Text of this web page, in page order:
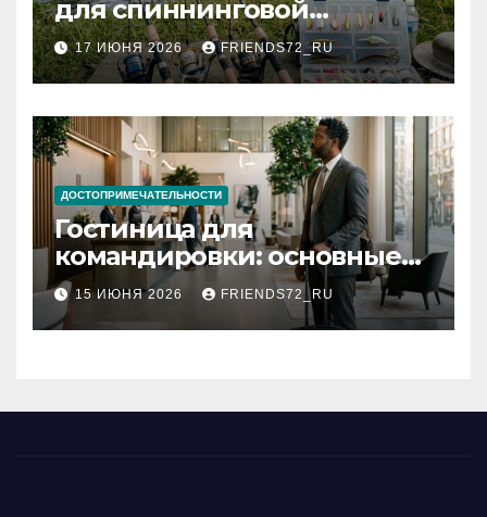
для спиннинговой
рыбалки: назначение и
типы
17 ИЮНЯ 2026 FRIENDS72_RU
ДОСТОПРИМЕЧАТЕЛЬНОСТИ
Гостиница для
командировки: основные
критерии выбора
15 ИЮНЯ 2026 FRIENDS72_RU